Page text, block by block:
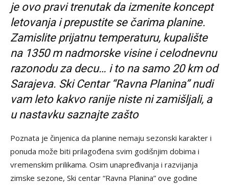
je ovo pravi trenutak da izmenite koncept
letovanja i prepustite se čarima planine.
Zamislite prijatnu temperaturu, kupalište
na 1350 m nadmorske visine i celodnevnu
razonodu za decu… i to na samo 20 km od
Sarajeva. Ski Centar “Ravna Planina” nudi
vam leto kakvo ranije niste ni zamišljali, a
u nastavku saznajte zašto
Poznata je činjenica da planine nemaju sezonski karakter i
ponuda može biti prilagođena svim godišnjim dobima i
vremenskim prilikama. Osim unapređivanja i razvijanja
zimske sezone, Ski centar “Ravna Planina” ove godine